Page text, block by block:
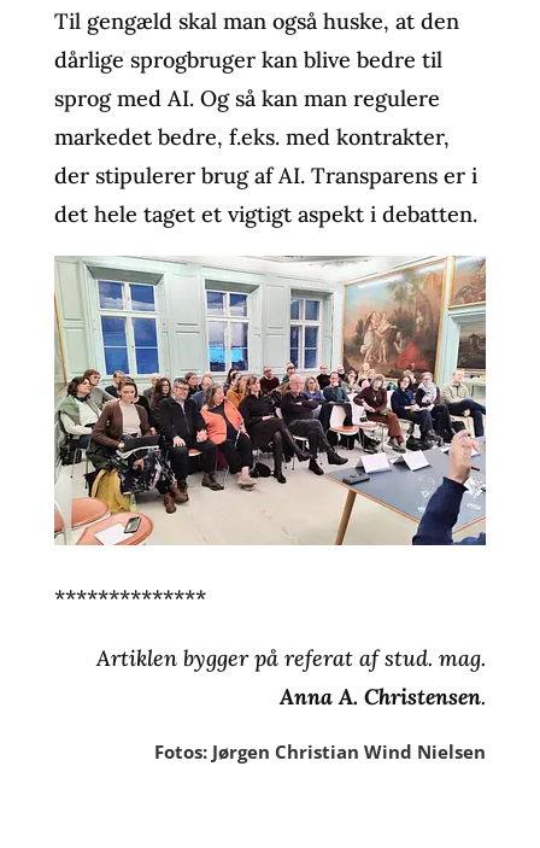
Til gengæld skal man også huske, at den
dårlige sprogbruger kan blive bedre til
sprog med AI. Og så kan man regulere
markedet bedre, f.eks. med kontrakter,
der stipulerer brug af AI. Transparens er i
det hele taget et vigtigt aspekt i debatten.
**************
Artiklen bygger på referat af stud. mag.
Anna A. Christensen.
Fotos: Jørgen Christian Wind Nielsen